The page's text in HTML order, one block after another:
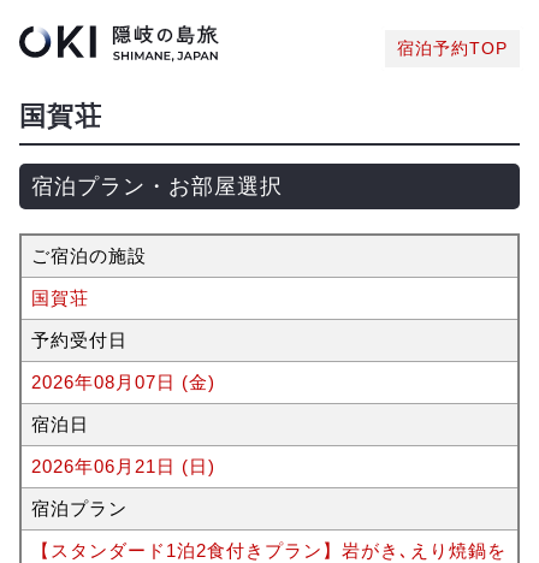
宿泊予約TOP
国賀荘
宿泊プラン・お部屋選択
ご宿泊の施設
国賀荘
予約受付日
2026年08月07日 (金)
宿泊日
2026年06月21日 (日)
宿泊プラン
【スタンダード1泊2食付きプラン】岩がき､えり焼鍋を